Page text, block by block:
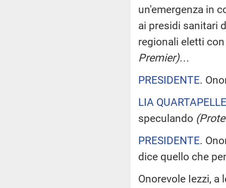
un'emergenza in
ai presidi sanitari
regionali eletti
Premier)…
PRESIDENTE.
LIA
speculando
PRESIDENTE.
dice quello che
Onorevole Iezzi,